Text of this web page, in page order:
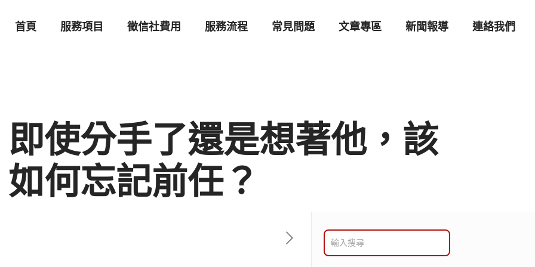
首頁 服務項目 徵信社費用 服務流程 常見問題 文章專區 新聞報導 連絡我們
使分手了還是想著他，該
如何忘記前任？